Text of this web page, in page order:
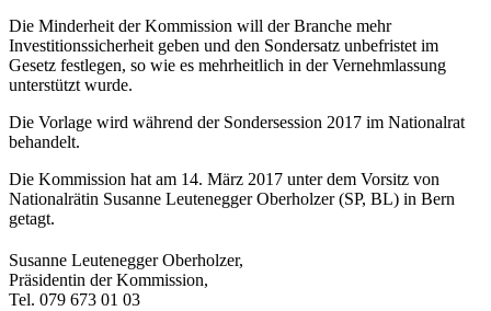
Die Minderheit der Kommission will der Branche mehr
Investitionssicherheit geben und den Sondersatz unbefristet im
Gesetz festlegen, so wie es mehrheitlich in der Vernehmlassung
unterstützt wurde.
Die Vorlage wird während der Sondersession 2017 im Nationalrat
behandelt.
Die Kommission hat am 14. März 2017 unter dem Vorsitz von
Nationalrätin Susanne Leutenegger Oberholzer (SP, BL) in Bern
getagt.
​Susanne Leutenegger Oberholzer,
Präsidentin der Kommission,
Tel. 079 673 01 03